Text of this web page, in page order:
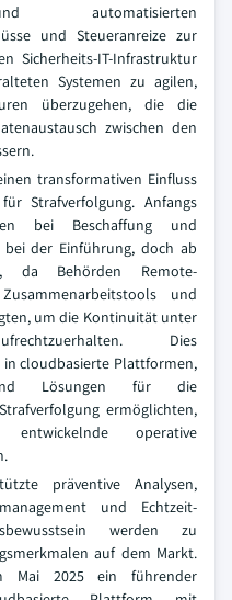
automatisierten
und Steueranreize zur
Sicherheits-IT-Infrastruktur
Systemen zu agilen,
überzugehen, die die
zwischen den
transformativen Einfluss
Strafverfolgung. Anfangs
bei Beschaffung und
bei der Einführung, doch ab
da Behörden Remote-
und
um die Kontinuität unter
Dies
cloudbasierte Plattformen,
Lösungen für die
ermöglichten,
operative
präventive Analysen,
und Echtzeit-
werden zu
auf dem Markt.
Mai 2025 ein führender